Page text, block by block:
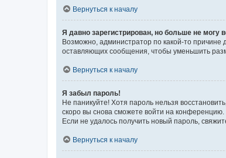
Вернуться к началу
Я давно зарегистрирован, но больше не могу
Возможно, администратор по какой-то причине
оставляющих сообщения, чтобы уменьшить
Вернуться к началу
Я забыл пароль!
Не паникуйте! Хотя пароль нельзя
скоро вы снова сможете войти на конференцию.
Если не удалось получить новый пароль,
Вернуться к началу